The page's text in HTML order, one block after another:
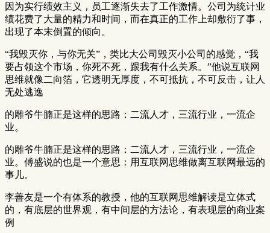
因为实行绩效主义，员工逐渐失去了工作激情。公司为统计业
绩花费了大量的精力和时间，而在真正的工作上却敷衍了事，
出现了本末倒置的倾向。
“我毁灭你，与你无关”，类比大公司毁灭小公司的感觉，“我
要占领这个市场，你死不死，跟我有什么关系。”他说互联网
思维就像二向箔，它透明无厚度，不可抵抗，不可反击，让人
无处逃逸
的雕爷牛腩正是这样的思路：二流人才，三流行业，一流企
业。
的雕爷牛腩正是这样的思路：二流人才，三流行业，一流企
业。傅盛说的也是一个意思：用互联网思维做离互联网最远的
事儿。
李善友是一个有体系的教授，他的互联网思维解读是立体式
的，有底层的世界观，有中间层的方法论，有表现层的商业案
例